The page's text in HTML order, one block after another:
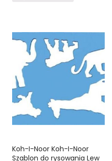
Koh-I-Noor Koh-I-Noor
Szablon do rysowania Lew